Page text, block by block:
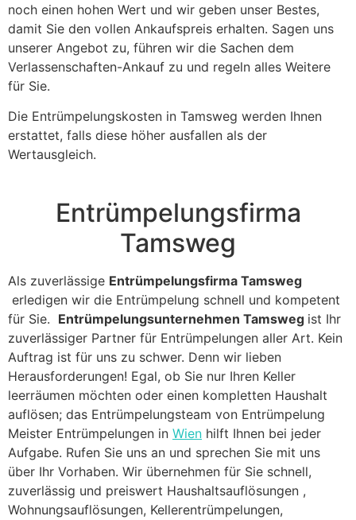
noch einen hohen Wert und wir geben unser Bestes,
damit Sie den vollen Ankaufspreis erhalten. Sagen uns
unserer Angebot zu, führen wir die Sachen dem
Verlassenschaften-Ankauf zu und regeln alles Weitere
für Sie.
Die Entrümpelungskosten in Tamsweg werden Ihnen
erstattet, falls diese höher ausfallen als der
Wertausgleich.
Entrümpelungsfirma
Tamsweg
Als zuverlässige Entrümpelungsfirma Tamsweg
erledigen wir die Entrümpelung schnell und kompetent
für Sie. Entrümpelungsunternehmen Tamsweg ist Ihr
zuverlässiger Partner für Entrümpelungen aller Art. Kein
Auftrag ist für uns zu schwer. Denn wir lieben
Herausforderungen! Egal, ob Sie nur Ihren Keller
leerräumen möchten oder einen kompletten Haushalt
auflösen; das Entrümpelungsteam von Entrümpelung
Meister Entrümpelungen in Wien hilft Ihnen bei jeder
Aufgabe. Rufen Sie uns an und sprechen Sie mit uns
über Ihr Vorhaben. Wir übernehmen für Sie schnell,
zuverlässig und preiswert Haushaltsauflösungen ,
Wohnungsauflösungen, Kellerentrümpelungen,